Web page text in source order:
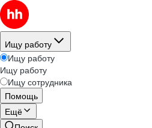
Ищу работу
Ищу работу
Ищу работу
Ищу сотрудника
Помощь
Ещё